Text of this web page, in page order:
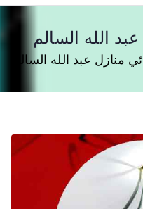
الله السالم
منازل عبد الله السالم